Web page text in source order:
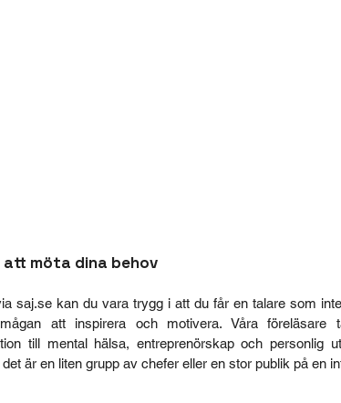
möta dina behov
saj.se kan du vara trygg i att du får en talare som
att inspirera och motivera. Våra föreläsare
till mental hälsa, entreprenörskap och personlig
är en liten grupp av chefer eller en stor publik på en